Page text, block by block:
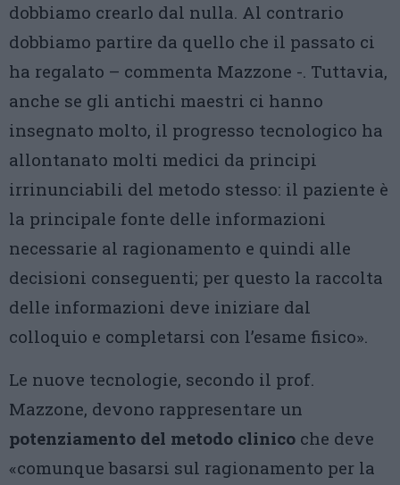
dobbiamo crearlo dal nulla. Al contrario
dobbiamo partire da quello che il passato ci
ha regalato – commenta Mazzone -. Tuttavia,
anche se gli antichi maestri ci hanno
insegnato molto, il progresso tecnologico ha
allontanato molti medici da principi
irrinunciabili del metodo stesso: il paziente è
la principale fonte delle informazioni
necessarie al ragionamento e quindi alle
decisioni conseguenti; per questo la raccolta
delle informazioni deve iniziare dal
colloquio e completarsi con l’esame fisico».
Le nuove tecnologie, secondo il prof.
Mazzone, devono rappresentare un
potenziamento del metodo clinico che deve
«comunque basarsi sul ragionamento per la